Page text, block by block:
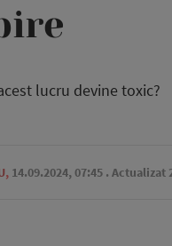
lucru devine toxic?
, 14.09.2024, 07:45 . Actualizat